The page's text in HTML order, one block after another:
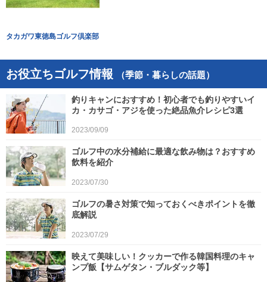
タカガワ東徳島ゴルフ倶楽部
お役立ちゴルフ情報 （季節・暮らしの話題）
釣りキャンにおすすめ！初心者でも釣りやすいイ
カ・カサゴ・アジを使った絶品魚介レシピ3選
2023/09/09
ゴルフ中の水分補給に最適な飲み物は？おすすめ
飲料を紹介
2023/07/30
ゴルフの暑さ対策で知っておくべきポイントを徹
底解説
2023/07/29
映えて美味しい！クッカーで作る韓国料理のキャ
ンプ飯【サムゲタン・ブルダック等】